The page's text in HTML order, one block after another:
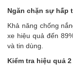
Ngăn chặn sự hấp
Khả năng chống
xe hiệu quả đến
và tin dùng.
Kiểm tra hiệu quả